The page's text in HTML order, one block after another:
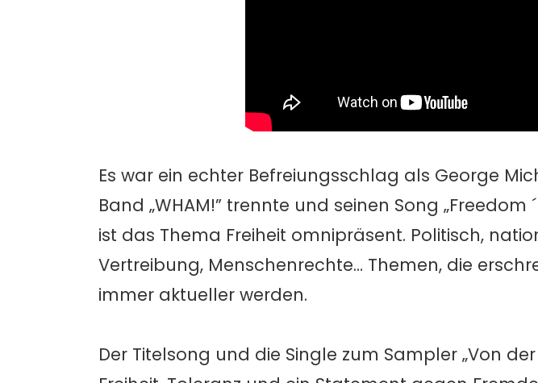
Es war ein echter Befreiungsschlag als George
Band „WHAM!” trennte und seinen Song
ist das Thema Freiheit omnipräsent. Politisch,
Vertreibung, Menschenrechte… Themen, die
immer aktueller werden.
Der Titelsong und die Single zum Sampler „Von